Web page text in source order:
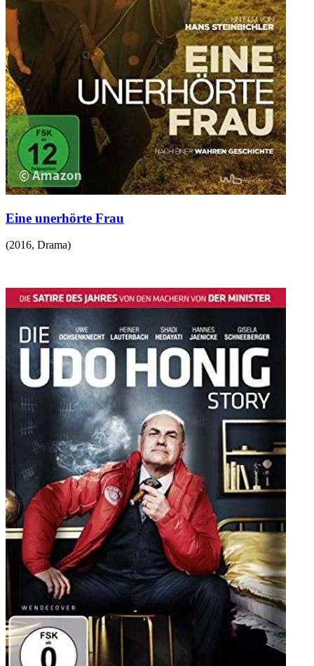
Eine unerhörte Frau
(2016, Drama)